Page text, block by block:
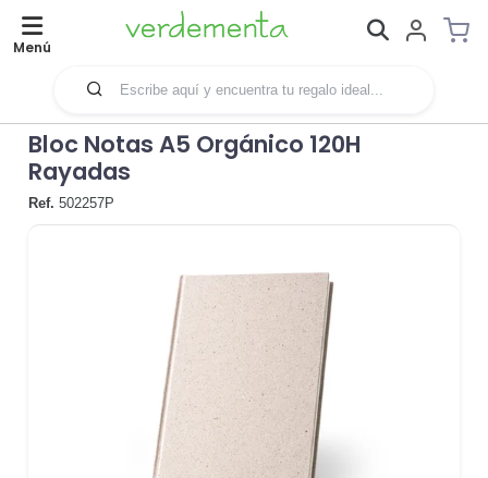
Menú
Bloc Notas A5 Orgánico 120H
Rayadas
Ref. 502257P